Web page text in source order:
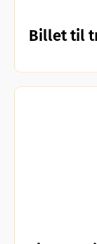
Billet til